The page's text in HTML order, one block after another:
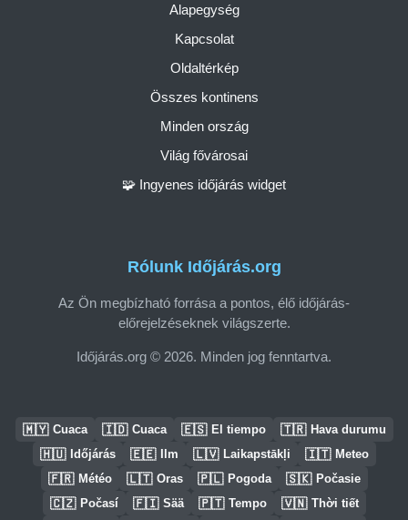
Rólunk Időjárás.org
Az Ön megbízható forrása a pontos, élő időjárás-
előrejelzéseknek világszerte.
Időjárás.org © 2026. Minden jog fenntartva.
Alapegység
Kapcsolat
Oldaltérkép
Összes kontinens
Minden ország
Világ fővárosai
🧩 Ingyenes időjárás widget
🇲🇾 Cuaca 🇮🇩 Cuaca 🇪🇸 El tiempo 🇹🇷 Hava durumu
🇭🇺 Időjárás 🇪🇪 Ilm 🇱🇻 Laikapstākļi 🇮🇹 Meteo
🇫🇷 Météo 🇱🇹 Oras 🇵🇱 Pogoda 🇸🇰 Počasie
🇨🇿 Počasí 🇫🇮 Sää 🇵🇹 Tempo 🇻🇳 Thời tiết